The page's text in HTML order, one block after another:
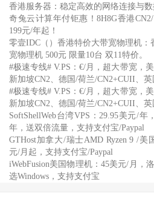
香港服务器：稳定高效的网络连接与
奇兔云计算年付钜惠！8H8G香港
199元/年起！
零壹IDC（）香港特价大带宽物理机：
宽物理机 500元 限量10台 双11特价。
#极速专线# V.PS：€/月，超大带宽，
新加坡CN2、德国/荷兰/CN2+CUII、
#极速专线# V.PS：€/月，超大带宽，
新加坡CN2、德国/荷兰/CN2+CUII、
SoftShellWeb台湾VPS：29.95美元/
年，送双倍流量，支持支付宝/Paypal
GTHost加拿大/瑞士AMD Ryzen 9 /美
元/月起，支持支付宝/Paypal
iWebFusion美国物理机：45美元/月，
选Windows，支持支付宝